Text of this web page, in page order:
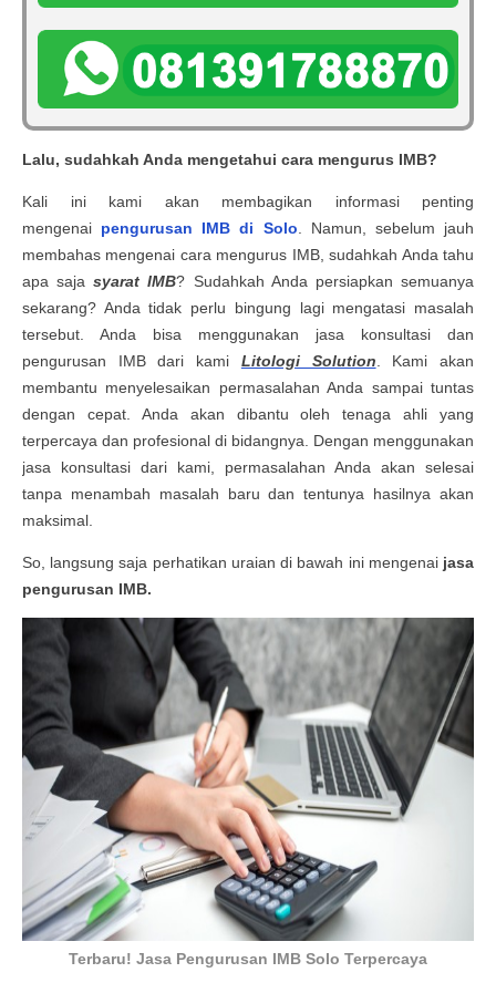
Lalu, sudahkah Anda mengetahui cara mengurus IMB?
Kali ini kami akan membagikan informasi penting
mengenai pengurusan IMB di Solo . Namun, sebelum jauh
membahas mengenai cara mengurus IMB, sudahkah Anda tahu
apa sajasyarat IMB? Sudahkah Anda persiapkan semuanya
sekarang? Anda tidak perlu bingung lagi mengatasi masalah
tersebut. Anda bisa menggunakan jasa konsultasi dan
pengurusan IMB dari kami Litologi Solution . Kami akan
membantu menyelesaikan permasalahan Anda sampai tuntas
dengan cepat. Anda akan dibantu oleh tenaga ahli yang
terpercaya dan profesional di bidangnya. Dengan menggunakan
jasa konsultasi dari kami, permasalahan Anda akan selesai
tanpa menambah masalah baru dan tentunya hasilnya akan
maksimal.
So, langsung saja perhatikan uraian di bawah ini mengenai jasa
pengurusan IMB.
Terbaru! Jasa Pengurusan IMB Solo Terpercaya